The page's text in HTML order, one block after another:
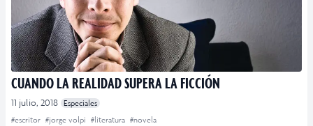
CUANDO LA REALIDAD SUPERA LA FICCIÓN
11 julio, 2018 Especiales
#escritor #jorge volpi #literatura #novela